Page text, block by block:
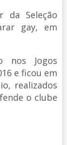
da Seleção
gay, em
nos Jogos
e ficou em
realizados
o clube